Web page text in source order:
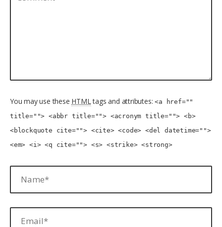
You may use these HTMLtags and attributes:<a href=""
title=""> <abbr title=""> <acronym title=""> <b>
<blockquote cite=""> <cite> <code> <del datetime="">
<em> <i> <q cite=""> <s> <strike> <strong>